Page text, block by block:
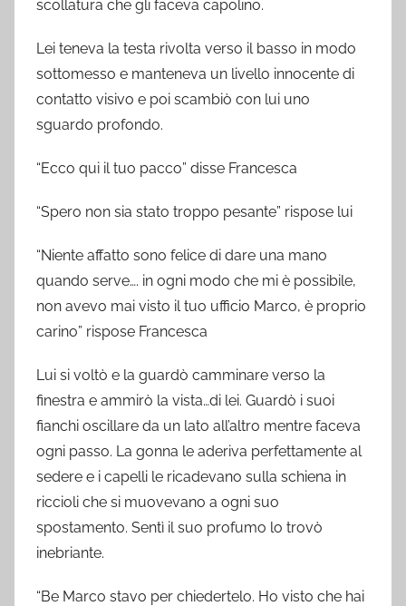
scollatura che gli faceva capolino.
Lei teneva la testa rivolta verso il basso in modo
sottomesso e manteneva un livello innocente di
contatto visivo e poi scambiò con lui uno
sguardo profondo.
“Ecco qui il tuo pacco” disse Francesca
“Spero non sia stato troppo pesante” rispose lui
“Niente affatto sono felice di dare una mano
quando serve…. in ogni modo che mi è possibile,
non avevo mai visto il tuo ufficio Marco, è proprio
carino” rispose Francesca
Lui si voltò e la guardò camminare verso la
finestra e ammirò la vista…di lei. Guardò i suoi
fianchi oscillare da un lato all’altro mentre faceva
ogni passo. La gonna le aderiva perfettamente al
sedere e i capelli le ricadevano sulla schiena in
riccioli che si muovevano a ogni suo
spostamento. Sentì il suo profumo lo trovò
inebriante.
“Be Marco stavo per chiedertelo. Ho visto che hai